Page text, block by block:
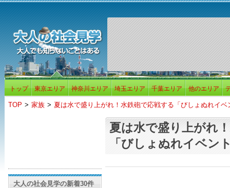
トップ 東京エリア 神奈川エリア 埼玉エリア 千葉エリア 他のエリア
TOP > 家族 > 夏は水で盛り上がれ！水鉄砲で応戦する「びしょぬれイベ
大人の社会見学の新着30件
夏は水で盛り上がれ
「びしょぬれイベン